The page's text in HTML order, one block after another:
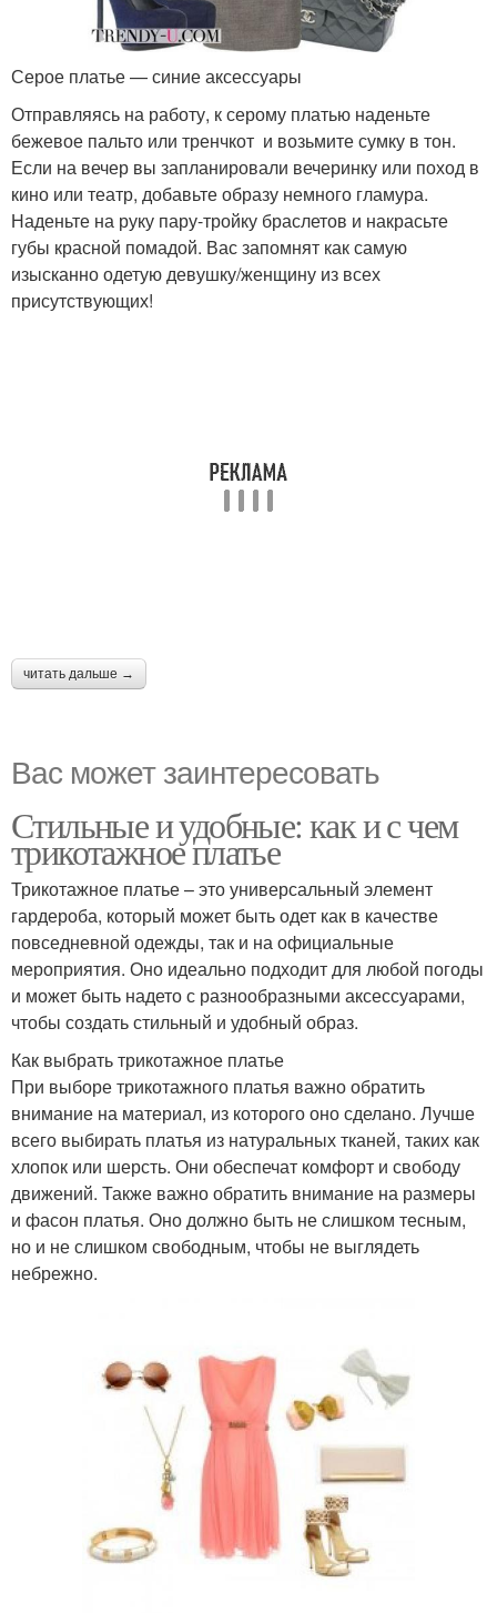
Серое платье — синие аксессуары
Отправляясь на работу, к серому платью наденьте
бежевое пальто или тренчкот и возьмите сумку в тон.
Если на вечер вы запланировали вечеринку или поход в
кино или театр, добавьте образу немного гламура.
Наденьте на руку пару-тройку браслетов и накрасьте
губы красной помадой. Вас запомнят как самую
изысканно одетую девушку/женщину из всех
присутствующих!
читать дальше →
Вас может заинтересовать
Стильные и удобные: как и с чем
трикотажное платье
Трикотажное платье – это универсальный элемент
гардероба, который может быть одет как в качестве
повседневной одежды, так и на официальные
мероприятия. Оно идеально подходит для любой погоды
и может быть надето с разнообразными аксессуарами,
чтобы создать стильный и удобный образ.
Как выбрать трикотажное платье
При выборе трикотажного платья важно обратить
внимание на материал, из которого оно сделано. Лучше
всего выбирать платья из натуральных тканей, таких как
хлопок или шерсть. Они обеспечат комфорт и свободу
движений. Также важно обратить внимание на размеры
и фасон платья. Оно должно быть не слишком тесным,
но и не слишком свободным, чтобы не выглядеть
небрежно.